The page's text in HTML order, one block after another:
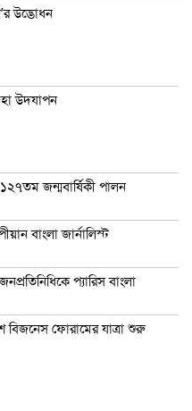
উদ্ভোধন
উদযাপন
১২৭তম জন্মবার্ষিকী পালন
বাংলা জার্নালিস্ট
প্যারিস বাংলা
বিজনেস ফোরামের যাত্রা শুরু